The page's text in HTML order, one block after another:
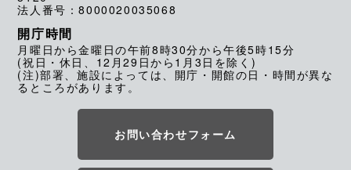
法人番号：8000020035068
開庁時間
月曜日から金曜日の午前8時30分から午後5時15分
(祝日・休日、12月29日から1月3日を除く)
(注)部署、施設によっては、開庁・開館の日・時間が異な
るところがあります。
お問い合わせフォーム